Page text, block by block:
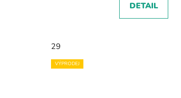
DETAIL
29
VÝPRODEJ